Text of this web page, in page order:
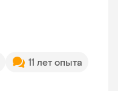
11 лет опыта